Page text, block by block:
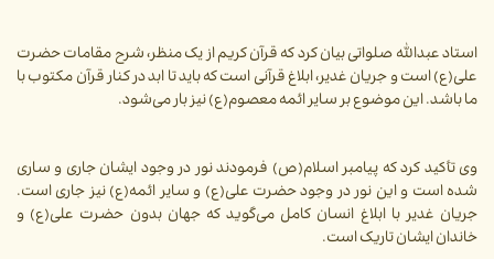
استاد عبدالله صلواتی بیان کرد که قرآن کریم از یک منظر، شرح مقامات حضرت
علی(ع) است و جریان غدیر، ابلاغ قرآنی است که باید تا ابد در کنار قرآن مکتوب با
ما باشد. این موضوع بر سایر ائمه معصوم(ع) نیز بار می‌شود.
وی تأکید کرد که پیامبر اسلام(ص) فرمودند نور در وجود ایشان جاری و ساری
شده است و این نور در وجود حضرت علی(ع) و سایر ائمه(ع) نیز جاری است.
جریان غدیر با ابلاغ انسان کامل می‌گوید که جهان بدون حضرت علی(ع) و
خاندان ایشان تاریک است.